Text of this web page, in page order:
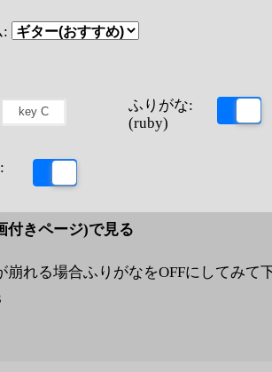
:
ふりがな:
(ruby)
付きページ)で見る
崩れる場合ふりがなをOFFにしてみて